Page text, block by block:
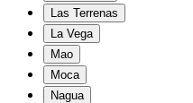
Las Terrenas
La Vega
Mao
Moca
Nagua